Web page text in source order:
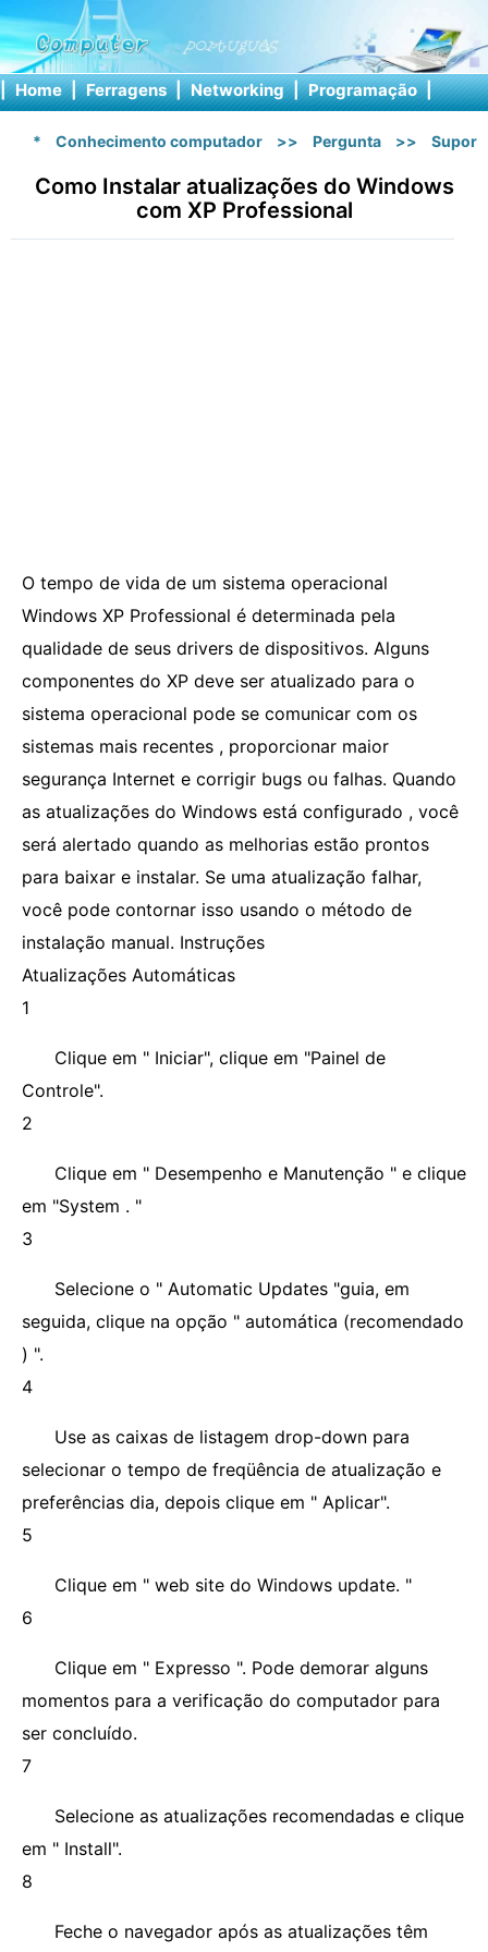
| Home | Ferragens | Networking | Programação |
* Conhecimento computador >> Pergunta >>
Como Instalar atualizações do Windows
com XP Professional
O tempo de vida de um sistema operacional
Windows XP Professional é determinada pela
qualidade de seus drivers de dispositivos. Alguns
componentes do XP deve ser atualizado para o
sistema operacional pode se comunicar com os
sistemas mais recentes , proporcionar maior
segurança Internet e corrigir bugs ou falhas. Quando
as atualizações do Windows está configurado , você
será alertado quando as melhorias estão prontos
para baixar e instalar. Se uma atualização falhar,
você pode contornar isso usando o método de
instalação manual. Instruções
Atualizações Automáticas
1
Clique em " Iniciar", clique em "Painel de
Controle".
2
Clique em " Desempenho e Manutenção " e clique
em "System . "
3
Selecione o " Automatic Updates "guia, em
seguida, clique na opção " automática (recomendado
) ".
4
Use as caixas de listagem drop-down para
selecionar o tempo de freqüência de atualização e
preferências dia, depois clique em " Aplicar".
5
Clique em " web site do Windows update. "
6
Clique em " Expresso ". Pode demorar alguns
momentos para a verificação do computador para
ser concluído.
7
Selecione as atualizações recomendadas e clique
em " Install".
8
Feche o navegador após as atualizações têm